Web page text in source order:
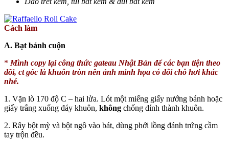
Cách làm
A. Bạt bánh cuộn
* Mình copy lại công thức gateau Nhật Bản để các bạn tiện theo
dõi, ct gốc là khuôn tròn nên ảnh minh họa có đôi chỗ hơi khác
nhé.
1. Vặn lò 170 độ C – hai lửa. Lót một miếng giấy nướng bánh hoặc
giấy trắng xuống đáy khuôn, không chống dính thành khuôn.
2. Rây bột mỳ và bột ngô vào bát, dùng phới lồng đánh trứng cầm
tay trộn đều.